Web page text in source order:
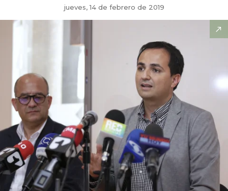
jueves, 14 de febrero de 2019